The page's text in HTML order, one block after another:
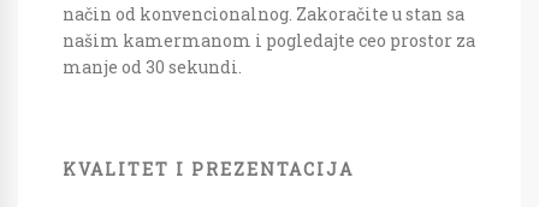
KVALITET I PREZENTACIJA
način od konvencionalnog. Zakoračite u stan sa
našim kamermanom i pogledajte ceo prostor za
manje od 30 sekundi.